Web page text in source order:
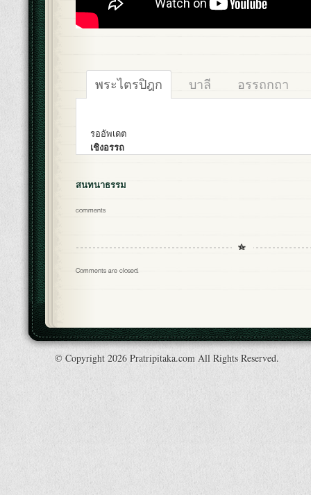
พระไตรปิฎก บาลี อรรถกถา
รออัพเดต
เชิงอรรถ
สนทนาธรรม
comments
Comments are closed.
© Copyright 2026 Pratripitaka.com All Rights Reserved.